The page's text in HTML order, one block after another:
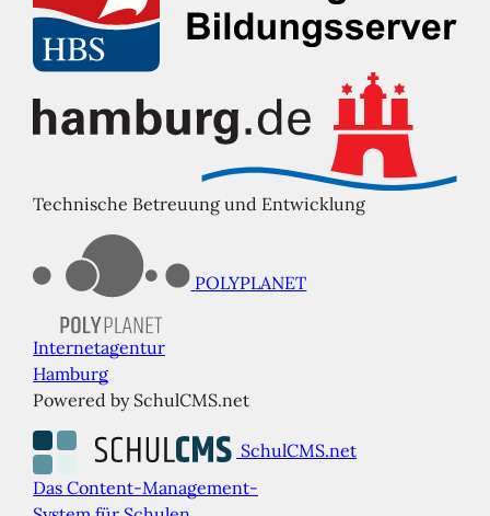
Technische Betreuung und Entwicklung
POLYPLANET
Internetagentur
Hamburg
Powered by SchulCMS.net
SchulCMS.net
Das Content-Management-